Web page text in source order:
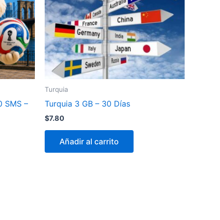
SMS –
Turquia
Turquia 3 GB – 30 Días
$7.80
Añadir al carrito